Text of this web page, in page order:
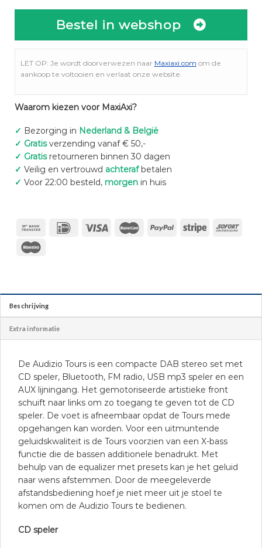
Bestel in webshop
LET OP: Je wordt doorverwezen naar Maxiaxi.com om de
aankoop te voltooien en verlaat onze website.
Waarom kiezen voor MaxiAxi?
✓ Bezorging in Nederland & België
✓ Gratisverzending vanaf € 50,-
✓ Gratisretourneren binnen 30 dagen
✓ Veilig en vertrouwd achterafbetalen
✓ Voor 22:00 besteld, morgenin huis
Beschrijving
Extra informatie
De Audizio Tours is een compacte DAB stereo set met
CD speler, Bluetooth, FM radio, USB mp3 speler en een
AUX lijningang. Het gemotoriseerde artistieke front
schuift naar links om zo toegang te geven tot de CD
speler. De voet is afneembaar opdat de Tours mede
opgehangen kan worden. Voor een uitmuntende
geluidskwaliteit is de Tours voorzien van een X-bass
functie die de bassen additionele benadrukt. Met
behulp van de equalizer met presets kan je het geluid
naar wens afstemmen. Door de meegeleverde
afstandsbediening hoef je niet meer uit je stoel te
komen om de Audizio Tours te bedienen.
CD speler